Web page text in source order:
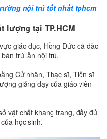
nội trú tốt nhất tphcm
lượng tại TP.HCM
giáo dục, Hồng Đức đã đào
trú lẫn nội trú.
Cử nhân, Thạc sĩ, Tiến sĩ
giảng dạy của giáo viên
vật chất khang trang, đầy đủ
học sinh.